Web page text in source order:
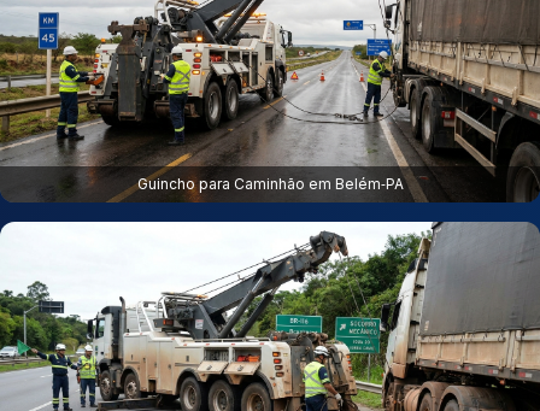
Guincho para Caminhão em Belém‑PA